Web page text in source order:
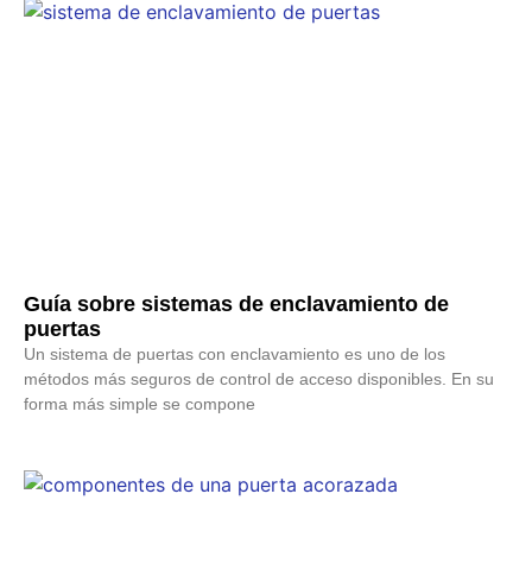
Guía sobre sistemas de enclavamiento de
puertas
Un sistema de puertas con enclavamiento es uno de los
métodos más seguros de control de acceso disponibles. En su
forma más simple se compone